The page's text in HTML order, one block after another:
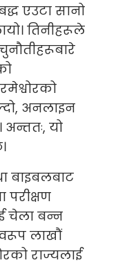
एउटा सानो
तिनीहरूले
अनलाइन
अन्ततः, यो
बाइबलबाट
परीक्षण
चेला बन्न
लाखौं
राज्यलाई